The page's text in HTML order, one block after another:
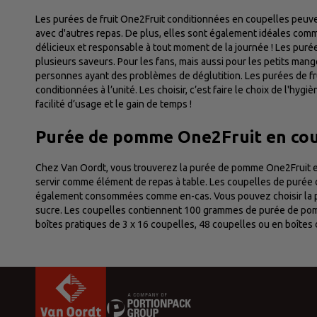
Les purées de fruit One2Fruit conditionnées en coupelles
avec d'autres repas. De plus, elles sont également idéales
délicieux et responsable à tout moment de la journée ! Les
plusieurs saveurs. Pour les fans, mais aussi pour les petits
personnes ayant des problèmes de déglutition. Les purées de
conditionnées à l’unité. Les choisir, c’est faire le choix de
facilité d’usage et le gain de temps !
Purée de pomme One2Fruit en
Chez Van Oordt, vous trouverez la purée de pomme One2Fruit
servir comme élément de repas à table. Les coupelles de
également consommées comme en-cas. Vous pouvez choisir la
sucre. Les coupelles contiennent 100 grammes de purée de
boîtes pratiques de 3 x 16 coupelles, 48 coupelles ou en boîtes